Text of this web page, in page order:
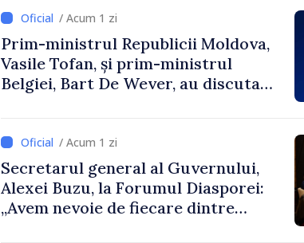
/ Acum 1 zi
Prim-ministrul Republicii Moldova,
Vasile Tofan, și prim-ministrul
Belgiei, Bart De Wever, au discutat
/ Acum 1 zi
Secretarul general al Guvernului,
Alexei Buzu, la Forumul Diasporei:
„Avem nevoie de fiecare dintre